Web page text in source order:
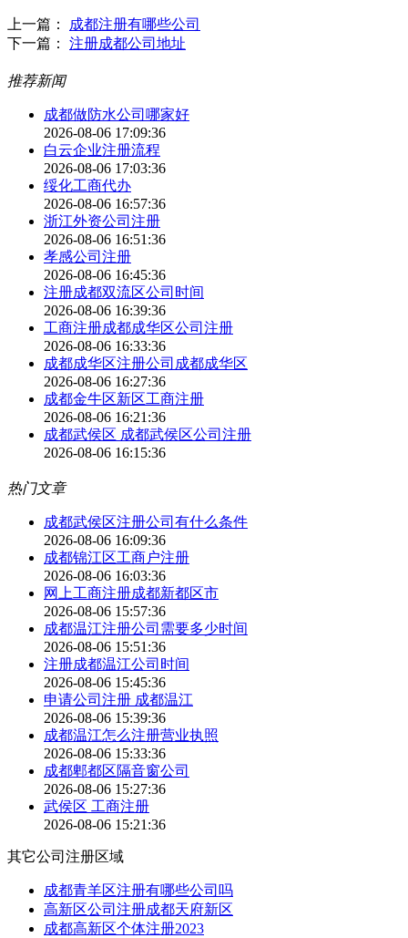
上一篇：
成都注册有哪些公司
下一篇： 注册成都公司地址
推荐新闻
成都做防水公司哪家好
2026-08-06 17:09:36
白云企业注册流程
2026-08-06 17:03:36
绥化工商代办
2026-08-06 16:57:36
浙江外资公司注册
2026-08-06 16:51:36
孝感公司注册
2026-08-06 16:45:36
注册成都双流区公司时间
2026-08-06 16:39:36
工商注册成都成华区公司注册
2026-08-06 16:33:36
成都成华区注册公司成都成华区
2026-08-06 16:27:36
成都金牛区新区工商注册
2026-08-06 16:21:36
成都武侯区 成都武侯区公司注册
2026-08-06 16:15:36
热门文章
成都武侯区注册公司有什么条件
2026-08-06 16:09:36
成都锦江区工商户注册
2026-08-06 16:03:36
网上工商注册成都新都区市
2026-08-06 15:57:36
成都温江注册公司需要多少时间
2026-08-06 15:51:36
注册成都温江公司时间
2026-08-06 15:45:36
申请公司注册 成都温江
2026-08-06 15:39:36
成都温江怎么注册营业执照
2026-08-06 15:33:36
成都郫都区隔音窗公司
2026-08-06 15:27:36
武侯区 工商注册
2026-08-06 15:21:36
其它公司注册区域
成都青羊区注册有哪些公司吗
高新区公司注册成都天府新区
成都高新区个体注册2023